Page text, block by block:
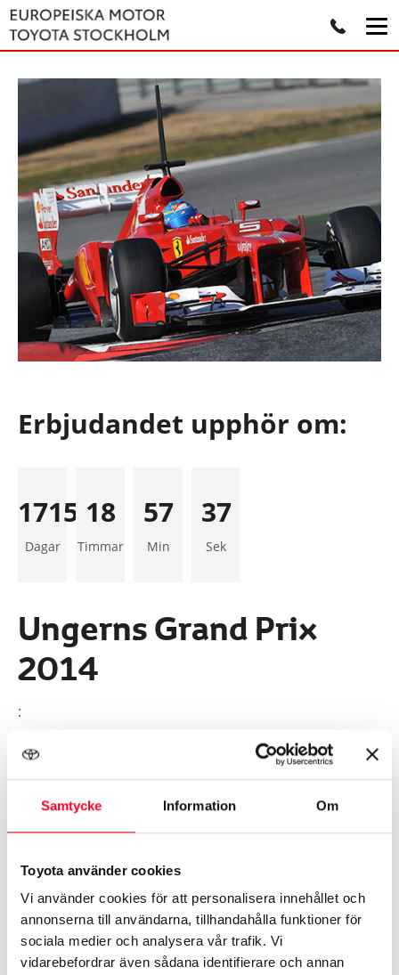
Samtycke Information Om
Toyota använder cookies
Vi använder cookies för att personalisera innehållet och
annonserna till användarna, tillhandahålla funktioner för
sociala medier och analysera vår trafik. Vi
vidarebefordrar även sådana identifierare och annan
Erbjudandet upphör om:
17158
Dagar
18
Timmar
57
Min
36
Sek
Ungerns Grand Prix
2014
:
10 990 kr
Ungerns Grand Prix avgörs på Hungaroring utanför
I paketet ingår följande:
Flyg Köpenhamn – Budapest t/r
Flygskatter
Tre nätter i delat dubbelrum på Continental Hotel